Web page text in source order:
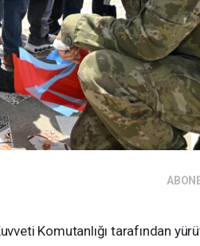
Komutanlığı tarafından